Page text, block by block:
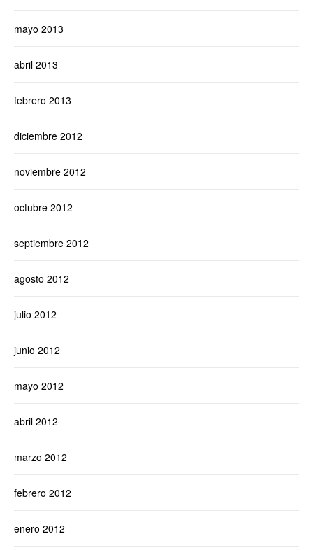
mayo 2013
abril 2013
febrero 2013
diciembre 2012
noviembre 2012
octubre 2012
septiembre 2012
agosto 2012
julio 2012
junio 2012
mayo 2012
abril 2012
marzo 2012
febrero 2012
enero 2012